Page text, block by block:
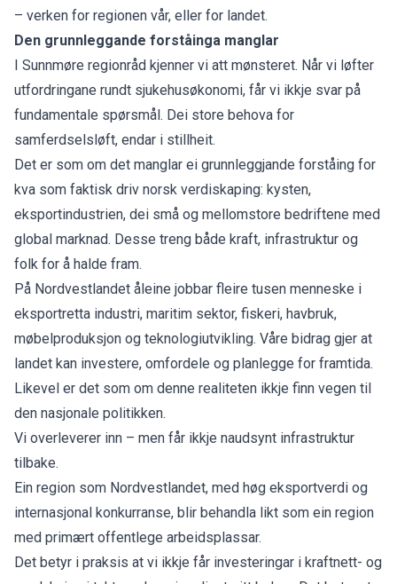
– verken for regionen vår, eller for landet.
Den grunnleggande forståinga manglar
I Sunnmøre regionråd kjenner vi att mønsteret. Når vi løfter
utfordringane rundt sjukehusøkonomi, får vi ikkje svar på
fundamentale spørsmål. Dei store behova for
samferdselsløft, endar i stillheit.
Det er som om det manglar ei grunnleggjande forståing for
kva som faktisk driv norsk verdiskaping: kysten,
eksportindustrien, dei små og mellomstore bedriftene med
global marknad. Desse treng både kraft, infrastruktur og
folk for å halde fram.
På Nordvestlandet åleine jobbar fleire tusen menneske i
eksportretta industri, maritim sektor, fiskeri, havbruk,
møbelproduksjon og teknologiutvikling. Våre bidrag gjer at
landet kan investere, omfordele og planlegge for framtida.
Likevel er det som om denne realiteten ikkje finn vegen til
den nasjonale politikken.
Vi overleverer inn – men får ikkje naudsynt infrastruktur
tilbake.
Ein region som Nordvestlandet, med høg eksportverdi og
internasjonal konkurranse, blir behandla likt som ein region
med primært offentlege arbeidsplassar.
Det betyr i praksis at vi ikkje får investeringar i kraftnett- og